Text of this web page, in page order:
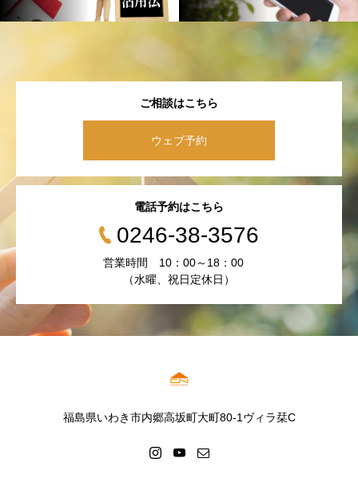
ご相談はこちら
ウェブ予約
電話予約はこちら
0246-38-3576
営業時間 10：00～18：00
（水曜、祝日定休日）
福島県いわき市内郷高坂町大町80-1ヴィラ栞C